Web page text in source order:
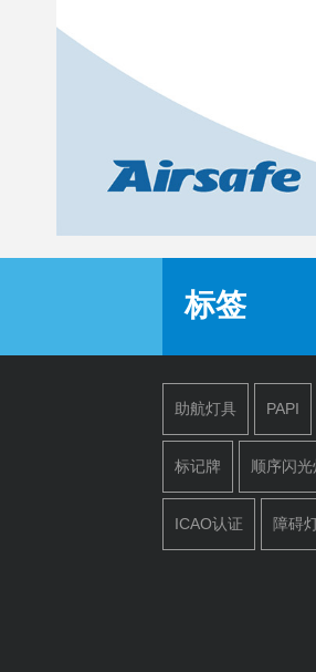
标签
助航灯具 PAPI
标记牌 顺序闪
ICAO认证 障碍